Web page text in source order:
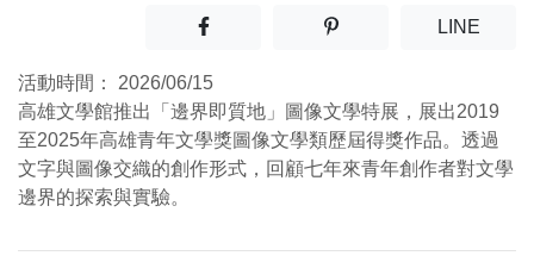
分享至facebook(另開新視窗)
分享至噗浪(另開新視窗)
LINE(另開
活動時間：
2026/06/15
高雄文學館推出「邊界即質地」圖像文學特展，展出2019
至2025年高雄青年文學獎圖像文學類歷屆得獎作品。透過
文字與圖像交織的創作形式，回顧七年來青年創作者對文學
邊界的探索與實驗。